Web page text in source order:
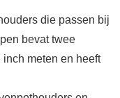
die passen bij
bevat twee
meten en heeft